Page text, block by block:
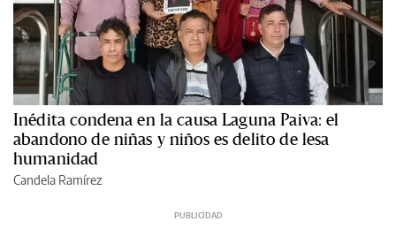
Inédita condena en la causa Laguna Paiva: el
abandono de niñas y niños es delito de lesa
humanidad
Candela Ramírez